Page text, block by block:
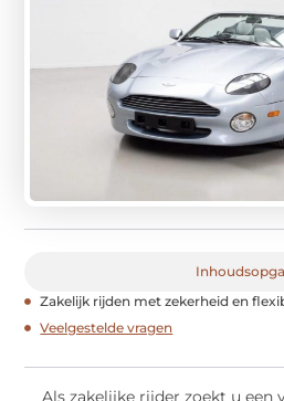
Zakelijk rijden met zekerheid en
Veelgestelde vragen
Als zakelijke rijder zoekt u een